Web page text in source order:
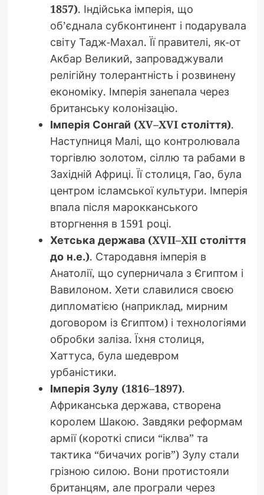
1857). Індійська імперія, що
об’єднала субконтинент і подарувала
світу Тадж-Махал. Її правителі, як-от
Акбар Великий, запроваджували
релігійну толерантність і розвинену
економіку. Імперія занепала через
британську колонізацію.
Імперія Сонгай (XV–XVI століття).
Наступниця Малі, що контролювала
торгівлю золотом, сіллю та рабами в
Західній Африці. Її столиця, Гао, була
центром ісламської культури. Імперія
впала після марокканського
вторгнення в 1591 році.
Хетська держава (XVII–XII століття
до н.е.). Стародавня імперія в
Анатолії, що суперничала з Єгиптом і
Вавилоном. Хети славилися своєю
дипломатією (наприклад, мирним
договором із Єгиптом) і технологіями
обробки заліза. Їхня столиця,
Хаттуса, була шедевром
урбаністики.
Імперія Зулу (1816–1897).
Африканська держава, створена
королем Шакою. Завдяки реформам
армії (короткі списи “іклва” та
тактика “бичачих рогів”) Зулу стали
грізною силою. Вони протистояли
британцям, але програли через